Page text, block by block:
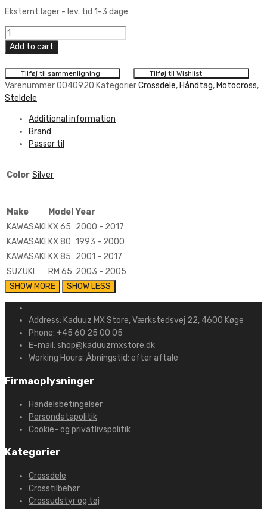
Eksternt lager - lev. tid 1-3 dage
Jax
Metals
Alu.
Throttle
Tubes
W/Bal.
Add to cart
Tilføj til sammenligning Tilføj til Wishlist
Varenummer0040920 KategorierCrossdele, Håndtag, Motocross,
Steldele
Additional information
Brand
Passer til
Color Silver
Make Model Year
KAWASAKI KX 65 2000 - 2017
KAWASAKI KX 80 1993 - 2000
KAWASAKI KX 85 2001 - 2017
SUZUKI
RM 65 2003 - 2005
Address: Kaduuz MX Store, Værkstedsvej 22, 4600 Køge
Phone: +45 60 25 00 05
E-mail: shop@kaduuzmxstore.dk
Working Hours: Åbningstid: efter aftale
Firmaoplysninger
Handelsbetingelser
Persondatapolitik
Cookie- og privatlivspolitik
Kategorier
Crossdele
Crosstilbehør
Crossudstyr og tøj